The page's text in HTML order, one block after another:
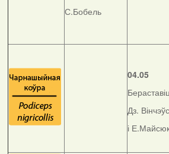
С.Бобель
04.05
Дз.
і